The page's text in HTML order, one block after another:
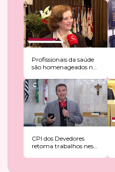
Profissionais da saúde
são homenageados na
CPI dos Devedores
retoma trabalhos nesta